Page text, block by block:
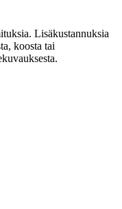
Lisäkustannuksia
koosta tai